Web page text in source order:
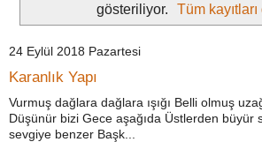
gösteriliyor.
Tüm
24 Eylül 2018 Pazartesi
Karanlık Yapı
Vurmuş dağlara dağlara ışığı Belli olmuş
Düşünür bizi Gece aşağıda Üstlerden büyür
sevgiye benzer Başk...